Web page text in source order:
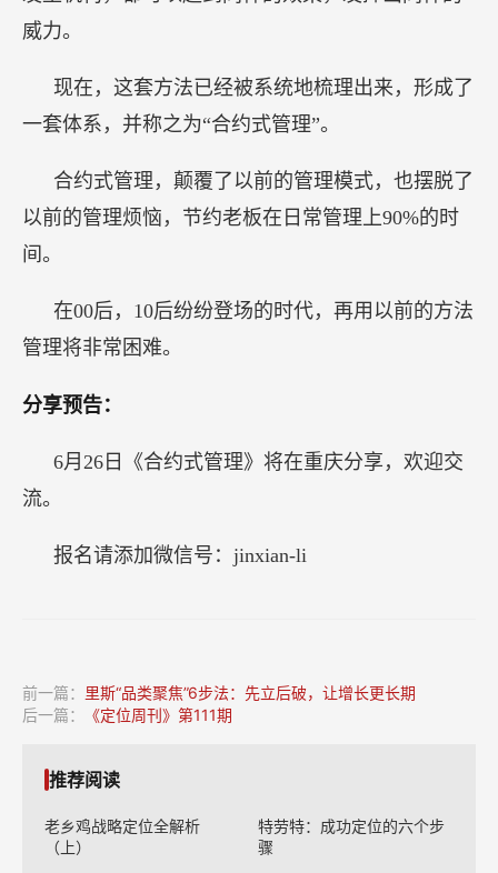
威力。
现在，这套方法已经被系统地梳理出来，形成了
一套体系，并称之为“合约式管理”。
合约式管理，颠覆了以前的管理模式，也摆脱了
以前的管理烦恼，节约老板在日常管理上90%的时
间。
在00后，10后纷纷登场的时代，再用以前的方法
管理将非常困难。
分享预告：
6月26日《合约式管理》将在重庆分享，欢迎交
流。
报名请添加微信号：jinxian-li
前一篇： 里斯“品类聚焦”6步法：先立后破，让增长更长期
后一篇：
《定位周刊》第111期
推荐阅读
老乡鸡战略定位全解析
（上）
特劳特：成功定位的六个步
骤